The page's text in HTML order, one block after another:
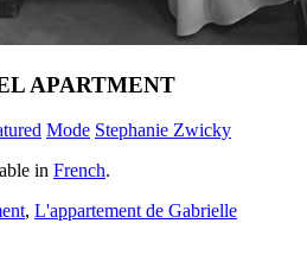
APARTMENT
Mode Stephanie Zwicky
in French.
, L'appartement de Gabrielle